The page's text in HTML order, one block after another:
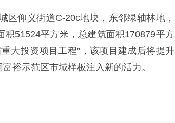
区仰义街道C-20c地块，东邻绿轴林地，
51524平方米，总建筑面积170879平方
大投资项目工程”，该项目建成后将提升
裕示范区市域样板注入新的活力。